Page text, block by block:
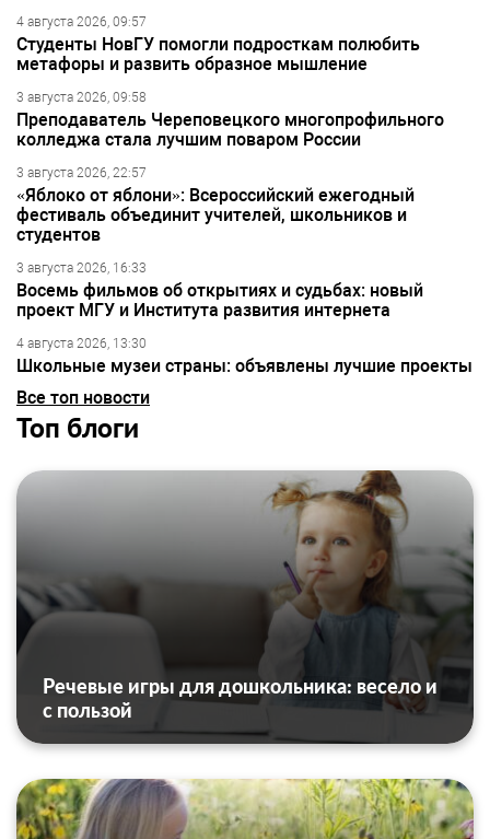
4 августа 2026, 09:57
Студенты НовГУ помогли подросткам полюбить
метафоры и развить образное мышление
3 августа 2026, 09:58
Преподаватель Череповецкого многопрофильного
колледжа стала лучшим поваром России
3 августа 2026, 22:57
«Яблоко от яблони»: Всероссийский ежегодный
фестиваль объединит учителей, школьников и
студентов
3 августа 2026, 16:33
Восемь фильмов об открытиях и судьбах: новый
проект МГУ и Института развития интернета
4 августа 2026, 13:30
Школьные музеи страны: объявлены лучшие проекты
Все топ новости
Топ блоги
Речевые игры для дошкольника: весело и
с пользой